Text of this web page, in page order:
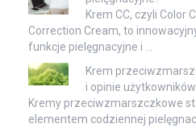
Krem CC, czyli Color
Correction Cream, to
funkcje pielęgnacyjne i …
Krem
i opinie użytkowników
Kremy przeciwzmarszczkowe
elementem codziennej